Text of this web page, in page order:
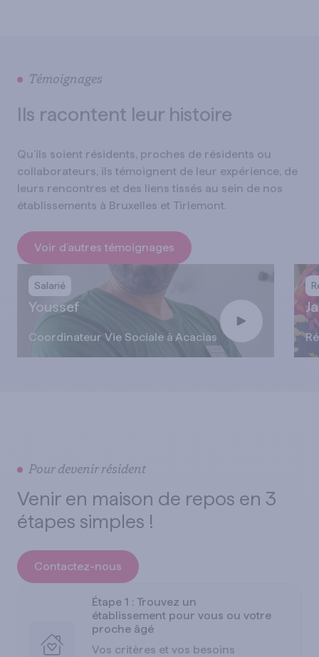
Témoignages
Ils racontent leur histoire
Qu’ils soient résidents, proches de résidents ou
collaborateurs, ils témoignent de leur expérience, de
leurs rencontres et des liens tissés au sein de nos
établissements à Bruxelles et Tirlemont.
Voir d’autres témoignages
Salarié
Youssef
Coordinateur Vie Sociale à Acacias
Pour devenir résident
Venir en maison de repos en 3
étapes simples !
Contactez-nous
Étape 1 : Trouvez un
établissement pour vous ou votre
proche âgé
Vos critères et vos besoins